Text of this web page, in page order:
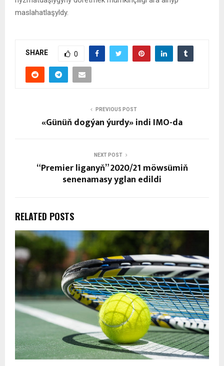
maslahatlaşyldy.
SHARE 0
PREVIOUS POST
«Günüň dogýan ýurdy» indi IMO-da
NEXT POST
“Premier liganyň” 2020/21 möwsümiň
senenamasy yglan edildi
RELATED POSTS